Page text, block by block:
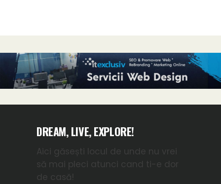
DREAM, LIVE, EXPLORE!
Aici găsești locul de unde nu vrei
să mai pleci atunci cand ti-e dor
de casă!